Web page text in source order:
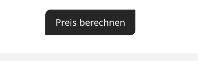
Preis berechnen